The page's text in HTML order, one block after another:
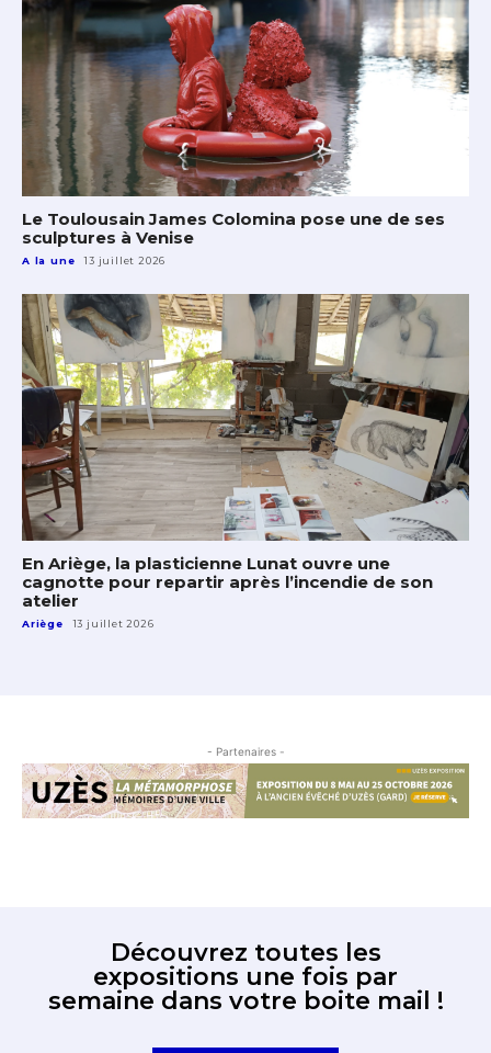
Le Toulousain James Colomina pose une de ses
sculptures à Venise
A la une 13 juillet 2026
En Ariège, la plasticienne Lunat ouvre une
cagnotte pour repartir après l’incendie de son
atelier
Ariège 13 juillet 2026
- Partenaires -
Découvrez toutes les
expositions une fois par
semaine dans votre boite mail !